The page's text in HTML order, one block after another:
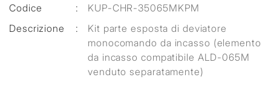
Codice
:
KUP-CHR-35065MKPM
Descrizione
:
Kit parte esposta di deviatore
monocomando da incasso (elemento
da incasso compatibile ALD-065M
venduto separatamente)